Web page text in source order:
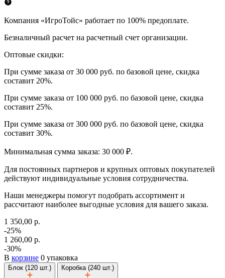
Компания «ИгроТойс» работает по 100% предоплате.
Безналичный расчет на расчетный счет организации.
Оптовые скидки:
При сумме заказа от 30 000 руб. по базовой цене, скидка
составит 20%.
При сумме заказа от 100 000 руб. по базовой цене, скидка
составит 25%.
При сумме заказа от 300 000 руб. по базовой цене, скидка
составит 30%.
Минимальная сумма заказа: 30 000 ₽.
Для постоянных партнеров и крупных оптовых покупателей
действуют индивидуальные условия сотрудничества.
Наши менеджеры помогут подобрать ассортимент и
рассчитают наиболее выгодные условия для вашего заказа.
1 350,00 р.
-25%
1 260,00 р.
-30%
В корзине 0 упаковка
Блок (120 шт.) Коробка (240 шт.)